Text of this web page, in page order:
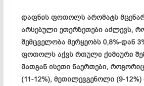
დაფნის ფოთოლს არომატს
არსებული ეთერზეთები აძლევს,
შემცველობა მერყეობს 0,8%-დან
ფოთოლს აქვს რთული ქიმიური
მათგან ისეთი ნაერთები,
(11-12%), მეთილევგენოლი (9-